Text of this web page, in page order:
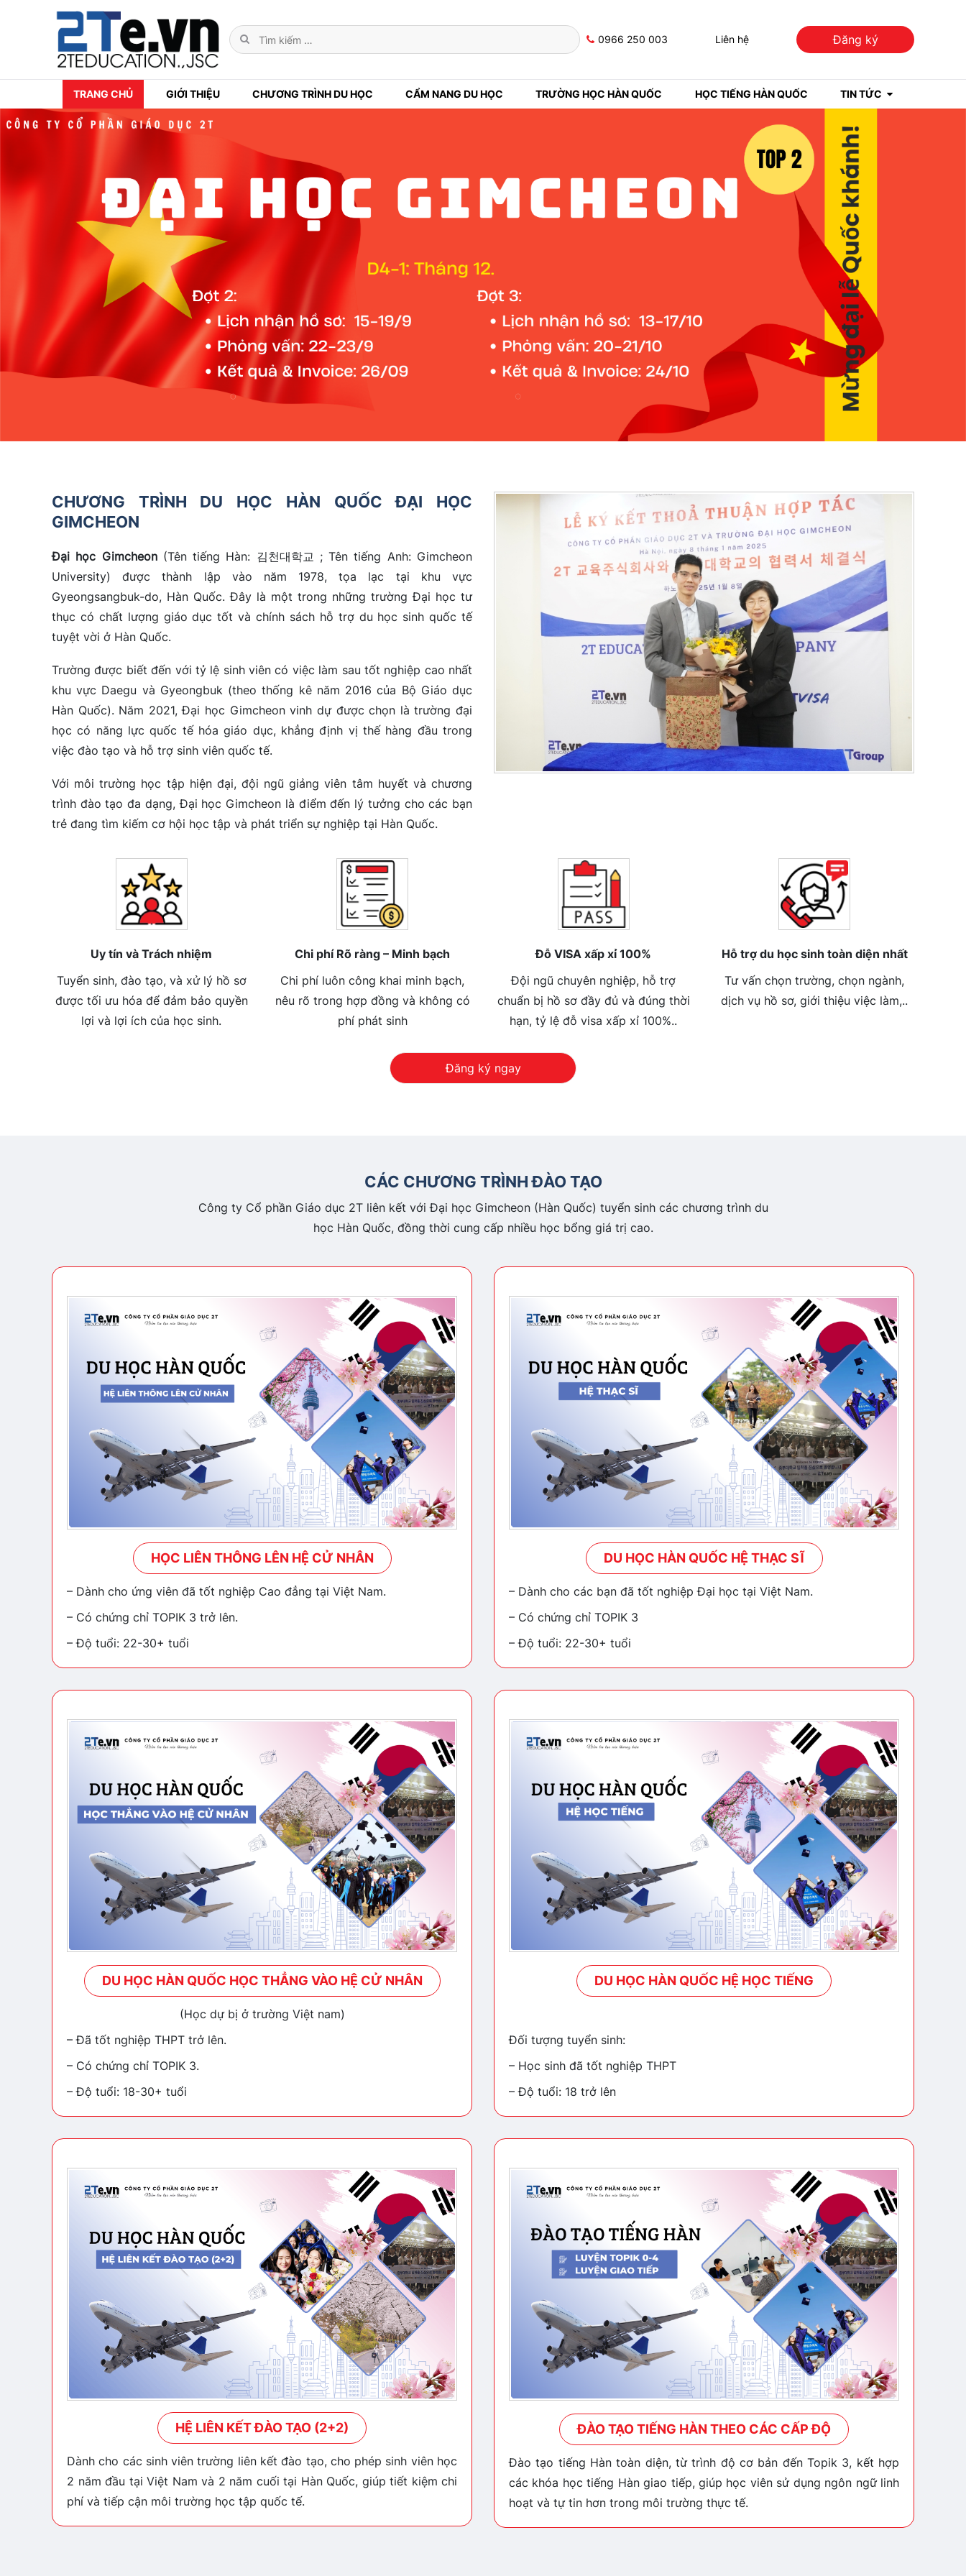
0966 250 003 Liên hệ Đăng ký
TRANG CHỦ GIỚI THIỆU CHƯƠNG TRÌNH DU HỌC CẨM NANG DU HỌC TRƯỜNG HỌC HÀN QUỐC HỌC TIẾNG HÀN QUỐC TIN TỨC
CHƯƠNG TRÌNH DU HỌC HÀN QUỐC ĐẠI HỌC
GIMCHEON
Đại học Gimcheon (Tên tiếng Hàn: 김천대학교 ; Tên tiếng Anh: Gimcheon
University) được thành lập vào năm 1978, tọa lạc tại khu vực
Gyeongsangbuk-do, Hàn Quốc. Đây là một trong những trường Đại học tư
thục có chất lượng giáo dục tốt và chính sách hỗ trợ du học sinh quốc tế
tuyệt vời ở Hàn Quốc.
Trường được biết đến với tỷ lệ sinh viên có việc làm sau tốt nghiệp cao nhất
khu vực Daegu và Gyeongbuk (theo thống kê năm 2016 của Bộ Giáo dục
Hàn Quốc). Năm 2021, Đại học Gimcheon vinh dự được chọn là trường đại
học có năng lực quốc tế hóa giáo dục, khẳng định vị thế hàng đầu trong
việc đào tạo và hỗ trợ sinh viên quốc tế.
Với môi trường học tập hiện đại, đội ngũ giảng viên tâm huyết và chương
trình đào tạo đa dạng, Đại học Gimcheon là điểm đến lý tưởng cho các bạn
trẻ đang tìm kiếm cơ hội học tập và phát triển sự nghiệp tại Hàn Quốc.
Uy tín và Trách nhiệm
Tuyển sinh, đào tạo, và xử lý hồ sơ
được tối ưu hóa để đảm bảo quyền
lợi và lợi ích của học sinh.
Chi phí Rõ ràng – Minh bạch
Chi phí luôn công khai minh bạch,
nêu rõ trong hợp đồng và không có
phí phát sinh
Đỗ VISA xấp xỉ 100%
Đội ngũ chuyên nghiệp, hỗ trợ
chuẩn bị hồ sơ đầy đủ và đúng thời
hạn, tỷ lệ đỗ visa xấp xỉ 100%..
Hỗ trợ du học sinh toàn diện nhất
Tư vấn chọn trường, chọn ngành,
dịch vụ hồ sơ, giới thiệu việc làm,..
Đăng ký ngay
CÁC CHƯƠNG TRÌNH ĐÀO TẠO
Công ty Cổ phần Giáo dục 2T liên kết với Đại học Gimcheon (Hàn Quốc) tuyển sinh các chương trình du
học Hàn Quốc, đồng thời cung cấp nhiều học bổng giá trị cao.
HỌC LIÊN THÔNG LÊN HỆ CỬ NHÂN
– Dành cho ứng viên đã tốt nghiệp Cao đẳng tại Việt Nam.
– Có chứng chỉ TOPIK 3 trở lên.
– Độ tuổi: 22-30+ tuổi
DU HỌC HÀN QUỐC HỌC THẲNG VÀO HỆ CỬ NHÂN
(Học dự bị ở trường Việt nam)
– Đã tốt nghiệp THPT trở lên.
– Có chứng chỉ TOPIK 3.
– Độ tuổi: 18-30+ tuổi
HỆ LIÊN KẾT ĐÀO TẠO (2+2)
Dành cho các sinh viên trường liên kết đào tạo, cho phép sinh viên học
2 năm đầu tại Việt Nam và 2 năm cuối tại Hàn Quốc, giúp tiết kiệm chi
phí và tiếp cận môi trường học tập quốc tế.
DU HỌC HÀN QUỐC HỆ THẠC SĨ
– Dành cho các bạn đã tốt nghiệp Đại học tại Việt Nam.
– Có chứng chỉ TOPIK 3
– Độ tuổi: 22-30+ tuổi
DU HỌC HÀN QUỐC HỆ HỌC TIẾNG
Đối tượng tuyển sinh:
– Học sinh đã tốt nghiệp THPT
– Độ tuổi: 18 trở lên
ĐÀO TẠO TIẾNG HÀN THEO CÁC CẤP ĐỘ
Đào tạo tiếng Hàn toàn diện, từ trình độ cơ bản đến Topik 3, kết hợp
các khóa học tiếng Hàn giao tiếp, giúp học viên sử dụng ngôn ngữ linh
hoạt và tự tin hơn trong môi trường thực tế.